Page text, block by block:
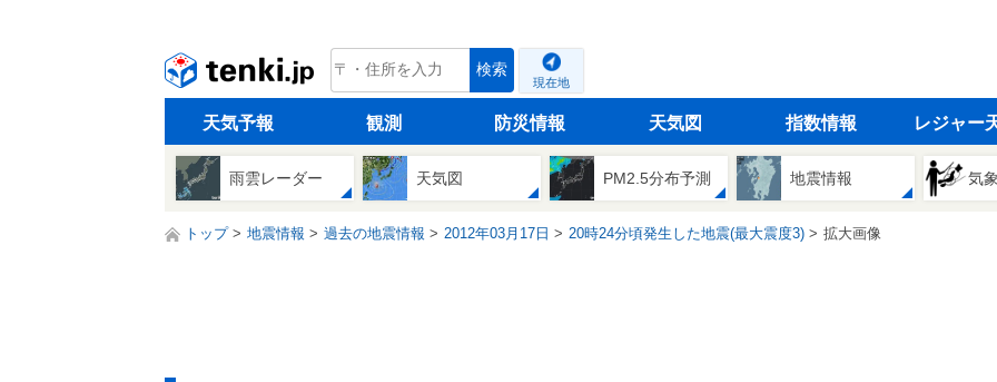
tenki.jp 検索
現在地
天気予報 観測 防災情報 天気図 指数情報 レジャー
雨雲レーダー 天気図 PM2.5分布予測 地震情報 気
トップ 地震情報 過去の地震情報 2012年03月17日 20時24分頃発生した地震(最大震度3) 拡大画像